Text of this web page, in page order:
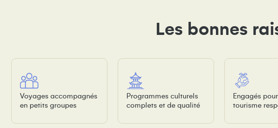
Les bonnes
Voyages accompagnés
en petits groupes
Programmes culturels
complets et de qualité
Engagés
tourisme